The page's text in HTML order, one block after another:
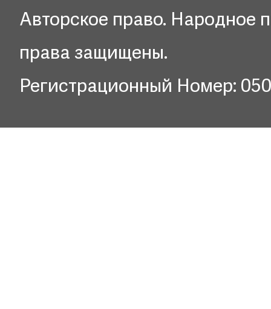
Авторское право. Народное
права защищены.
Регистрационный Номер: